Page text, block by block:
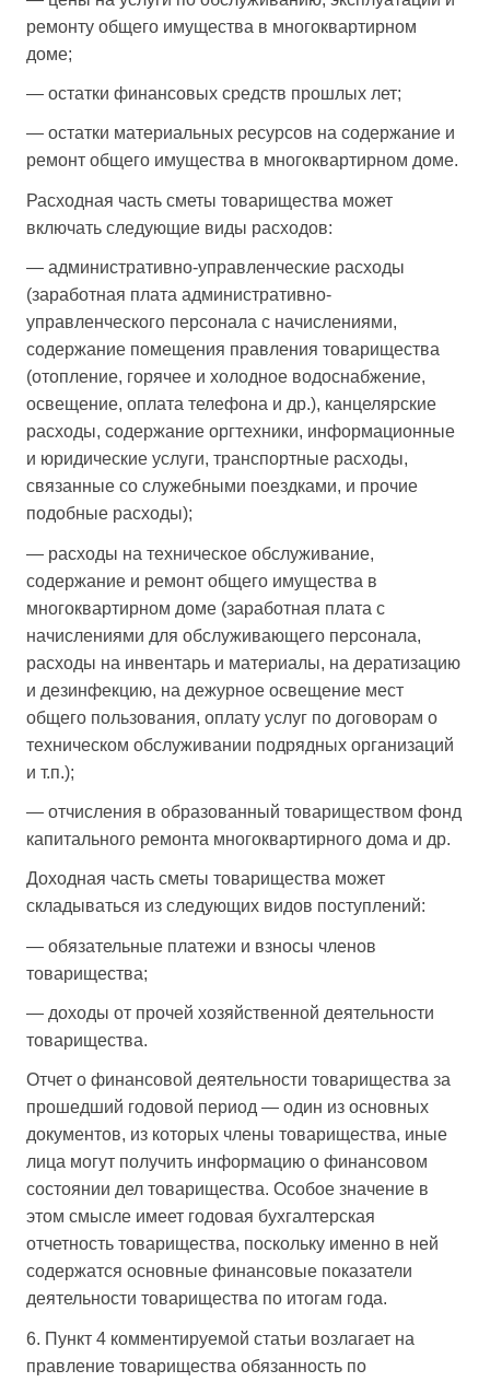
ремонту общего имущества в многоквартирном
доме;
— остатки финансовых средств прошлых лет;
— остатки материальных ресурсов на содержание и
ремонт общего имущества в многоквартирном доме.
Расходная часть сметы товарищества может
включать следующие виды расходов:
— административно-управленческие расходы
(заработная плата административно-
управленческого персонала с начислениями,
содержание помещения правления товарищества
(отопление, горячее и холодное водоснабжение,
освещение, оплата телефона и др.), канцелярские
расходы, содержание оргтехники, информационные
и юридические услуги, транспортные расходы,
связанные со служебными поездками, и прочие
подобные расходы);
— расходы на техническое обслуживание,
содержание и ремонт общего имущества в
многоквартирном доме (заработная плата с
начислениями для обслуживающего персонала,
расходы на инвентарь и материалы, на дератизацию
и дезинфекцию, на дежурное освещение мест
общего пользования, оплату услуг по договорам о
техническом обслуживании подрядных организаций
и т.п.);
— отчисления в образованный товариществом фонд
капитального ремонта многоквартирного дома и др.
Доходная часть сметы товарищества может
складываться из следующих видов поступлений:
— обязательные платежи и взносы членов
товарищества;
— доходы от прочей хозяйственной деятельности
товарищества.
Отчет о финансовой деятельности товарищества за
прошедший годовой период — один из основных
документов, из которых члены товарищества, иные
лица могут получить информацию о финансовом
состоянии дел товарищества. Особое значение в
этом смысле имеет годовая бухгалтерская
отчетность товарищества, поскольку именно в ней
содержатся основные финансовые показатели
деятельности товарищества по итогам года.
6. Пункт 4 комментируемой статьи возлагает на
правление товарищества обязанность по